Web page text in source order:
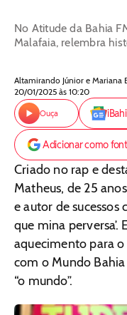
No Atitude da Bahia
Malafaia, relembra
Altamirando Júnior e Mariana
20/01/2025 às 10:20
Ouça
Adicionar como
Criado no rap e
Matheus, de 25
e autor de sucessos
que mina
aquecimento para o
com o Mundo
“o mundo”.